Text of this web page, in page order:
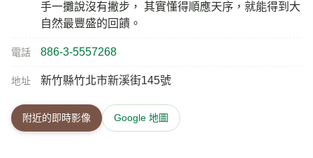
手一攤說沒有撇步， 其實懂得順應天序，就能得到大
自然最豐盛的回饋。
電話 886-3-5557268
地址 新竹縣竹北市新溪街145號
附近的即時影像 Google 地圖